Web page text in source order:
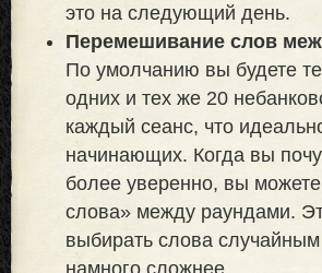
это на следующий день.
Перемешивание слов
По умолчанию вы будете
одних и тех же 20
каждый сеанс, что
начинающих. Когда вы
более уверенно, вы можете
слова» между раундами.
выбирать слова
намного сложнее